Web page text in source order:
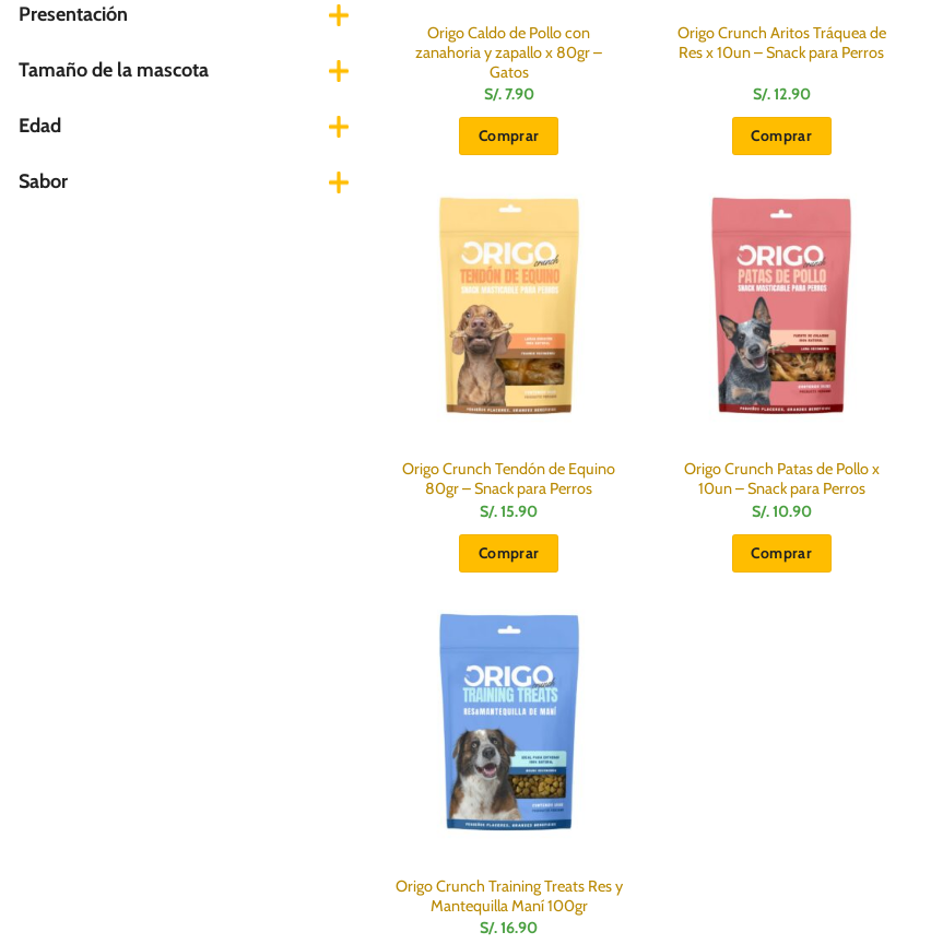
Presentación
Tamaño de la mascota
Edad
Sabor
Origo Caldo de Pollo con
zanahoria y zapallo x 80gr –
Gatos
S/.7.90
Comprar
Origo Crunch Aritos Tráquea de
Res x 10un – Snack para Perros
S/.12.90
Comprar
Origo Crunch Tendón de Equino
80gr – Snack para Perros
S/.15.90
Comprar
Origo Crunch Patas de Pollo x
10un – Snack para Perros
S/.10.90
Comprar
Origo Crunch Training Treats Res y
Mantequilla Maní 100gr
S/.16.90